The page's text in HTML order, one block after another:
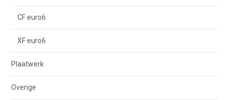
CF euro6
XF euro6
Plaatwerk
Overige